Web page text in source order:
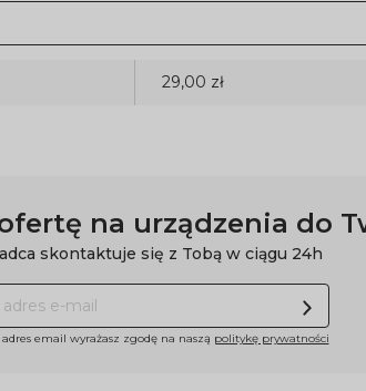
29,00 zł
na urządzenia do
skontaktuje się z Tobą w ciągu 24h
email wyrażasz zgodę na naszą politykę prywatności